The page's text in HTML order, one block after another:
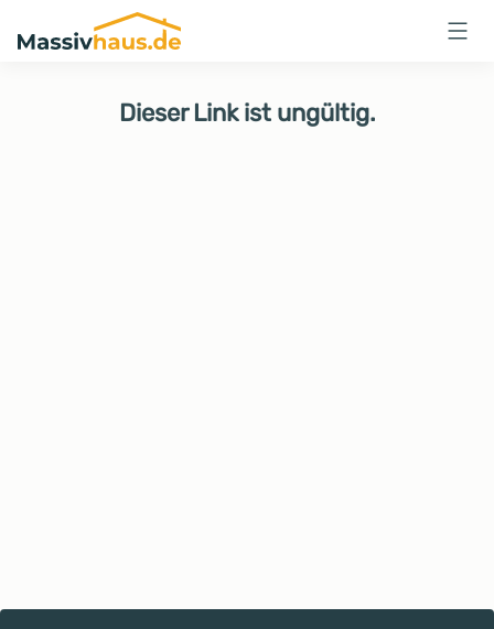
Massivhaus
Logo
Dieser Link ist ungültig.